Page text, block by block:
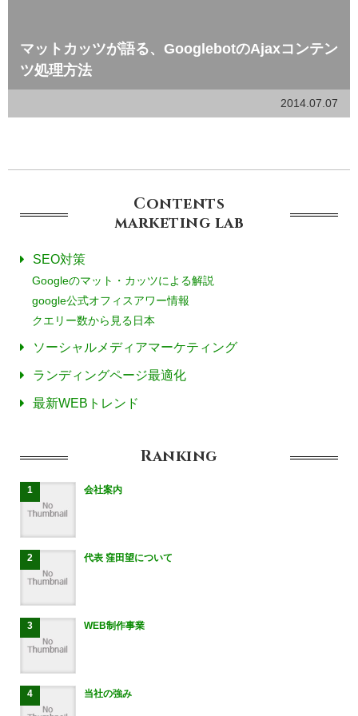
マットカッツが語る、GooglebotのAjaxコンテン
ツ処理方法
2014.07.07
Contents
marketing lab
SEO対策
Googleのマット・カッツによる解説
google公式オフィスアワー情報
クエリー数から見る日本
ソーシャルメディアマーケティング
ランディングページ最適化
最新WEBトレンド
Ranking
会社案内
代表 窪田望について
WEB制作事業
当社の強み